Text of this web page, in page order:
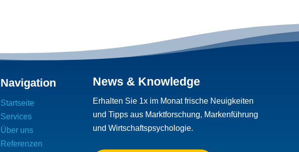
Navigation
Startseite
Services
Über uns
Referenzen
News & Knowledge
Erhalten Sie 1x im Monat frische Neuigkeiten
und Tipps aus Marktforschung, Markenführung
und Wirtschaftspsychologie.